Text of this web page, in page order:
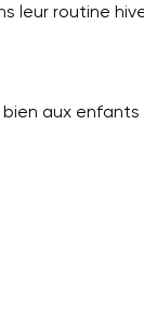
leur routine
aux enfants